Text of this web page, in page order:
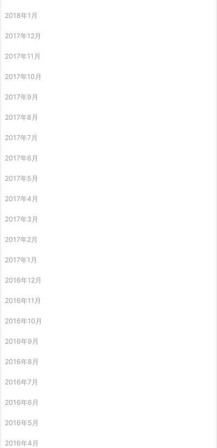
2018年1月
2017年12月
2017年11月
2017年10月
2017年9月
2017年8月
2017年7月
2017年6月
2017年5月
2017年4月
2017年3月
2017年2月
2017年1月
2016年12月
2016年11月
2016年10月
2016年9月
2016年8月
2016年7月
2016年6月
2016年5月
2016年4月